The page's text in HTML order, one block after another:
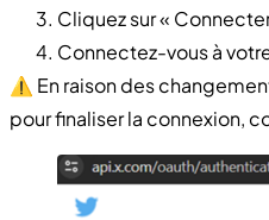
Cliquez sur «
Connectez-vous à
⚠️ En raison des
pour finaliser la connexion,